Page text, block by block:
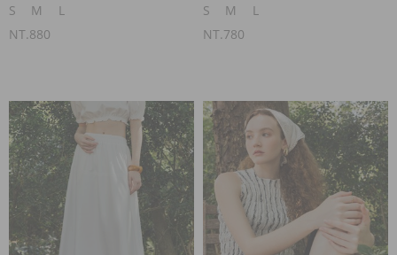
S
M
L
NT.880
S
M
L
NT.780